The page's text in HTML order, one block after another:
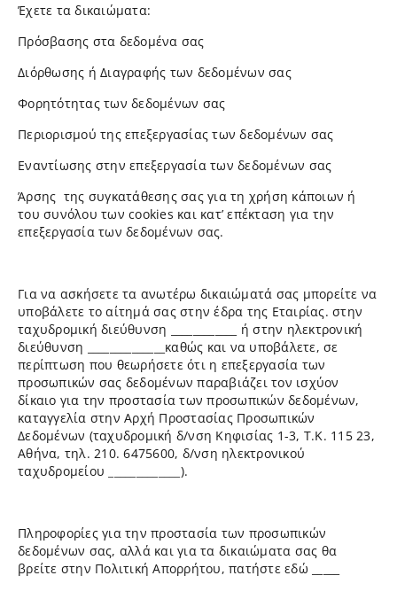
Έχετε τα δικαιώματα:
Πρόσβασης στα δεδομένα σας
Διόρθωσης ή Διαγραφής των δεδομένων σας
Φορητότητας των δεδομένων σας
Περιορισμού της επεξεργασίας των δεδομένων σας
Εναντίωσης στην επεξεργασία των δεδομένων σας
Άρσης της συγκατάθεσης σας για τη χρήση κάποιων ή
του συνόλου των cookies και κατ’ επέκταση για την
επεξεργασία των δεδομένων σας.
Για να ασκήσετε τα ανωτέρω δικαιώματά σας μπορείτε να
υποβάλετε το αίτημά σας στην έδρα της Εταιρίας. στην
ταχυδρομική διεύθυνση ____________ ή στην ηλεκτρονική
διεύθυνση ______________καθώς και να υποβάλετε, σε
περίπτωση που θεωρήσετε ότι η επεξεργασία των
προσωπικών σας δεδομένων παραβιάζει τον ισχύον
δίκαιο για την προστασία των προσωπικών δεδομένων,
καταγγελία στην Αρχή Προστασίας Προσωπικών
Δεδομένων (ταχυδρομική δ/νση Κηφισίας 1-3, Τ.Κ. 115 23,
Αθήνα, τηλ. 210. 6475600, δ/νση ηλεκτρονικού
ταχυδρομείου
).
Πληροφορίες για την προστασία των προσωπικών
δεδομένων σας, αλλά και για τα δικαιώματα σας θα
βρείτε στην Πολιτική Απορρήτου, πατήστε εδώ _____